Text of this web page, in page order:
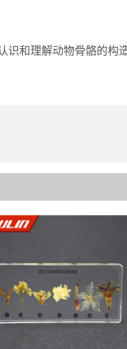
和理解动物骨骼的构